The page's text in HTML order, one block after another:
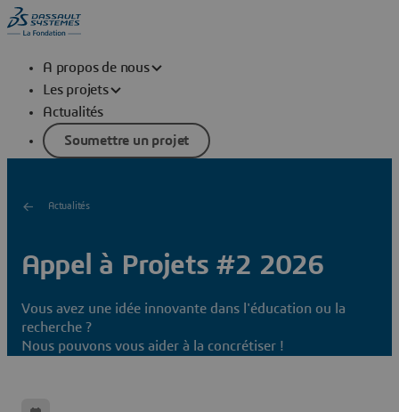
A propos de nous
Les projets
Actualités
Soumettre un projet
Actualités
Appel à Projets #2 2026
Vous avez une idée innovante dans l'éducation ou la
recherche ?
Nous pouvons vous aider à la concrétiser !